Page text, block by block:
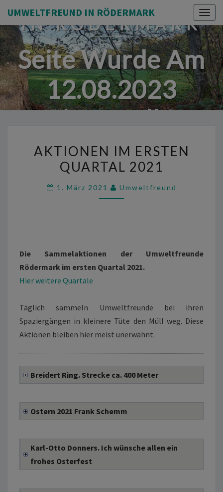
UMWELTFREUND IN RÖDERMARK
UMWELTFREUND
IN RÖDERMARK
Seite Wurde Am
12.08.2023
Eingestellt.
ERSTEN
2021
AKTIONEN IM ERSTEN
QUARTAL 2021
1. März 2021 Umweltfreund
Die Sammelaktionen der Umweltfreunde
Rödermark im ersten Quartal 2021.
Hier weitere Quartale
Täglich sammeln Umweltfreunde bei ihren
Spaziergängen in kleinere Tüte den Müll weg. Diese
Aktionen bleiben hier meist unerwähnt.
Breidert Ring. Strecke ca. 400 Meter
Ostern 2021 Frank Schemm
Karl-Otto Donners. Ich wünsche allen ein
frohes Osterfest